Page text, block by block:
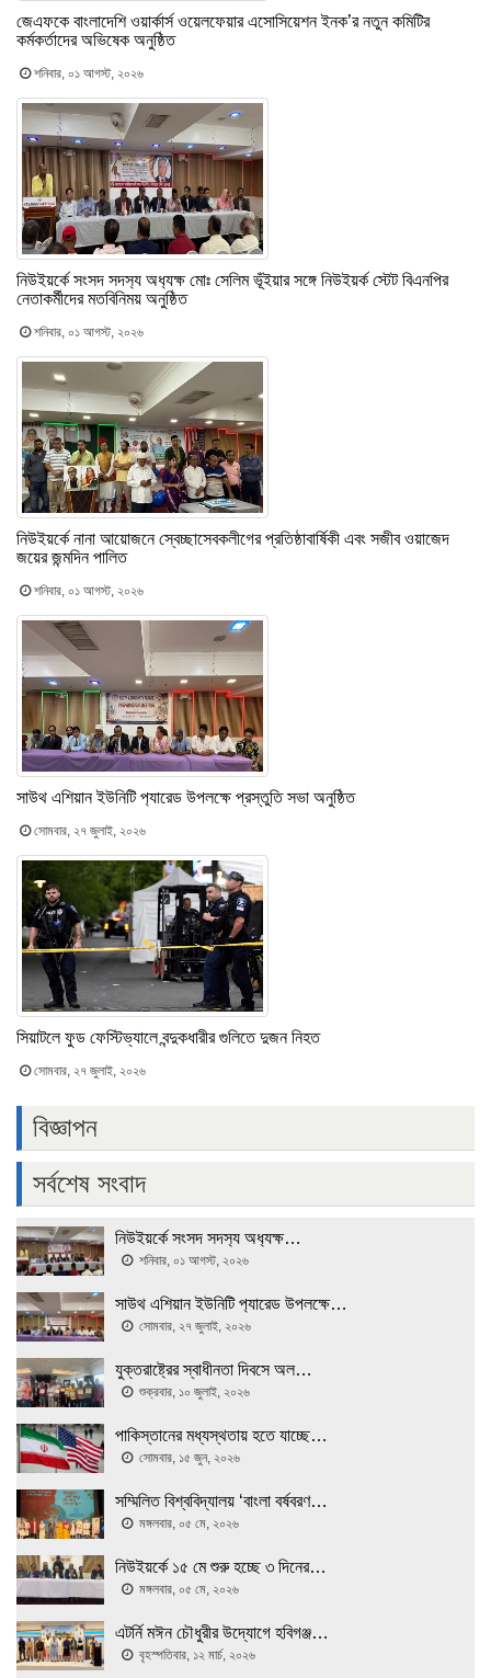
জেএফকে বাংলাদেশি ওয়ার্কার্স ওয়েলফেয়ার এসোসিয়েশন ইনক’র নতুন কমিটির
কর্মকর্তাদের অভিষেক অনুষ্ঠিত
শনিবার, ০১ আগস্ট, ২০২৬
নিউইয়র্কে সংসদ সদস‍্য অধ‍্যক্ষ মোঃ সেলিম ভূঁইয়ার সঙ্গে নিউইয়র্ক স্টেট বিএনপির
নেতাকর্মীদের মতবিনিময় অনুষ্ঠিত
শনিবার, ০১ আগস্ট, ২০২৬
নিউইয়র্কে নানা আয়োজনে স্বেচ্ছাসেবকলীগের প্রতিষ্ঠাবার্ষিকী এবং সজীব ওয়াজেদ
জয়ের জন্মদিন পালিত
শনিবার, ০১ আগস্ট, ২০২৬
সাউথ এশিয়ান ইউনিটি প‍্যারেড উপলক্ষে প্রস্তুতি সভা অনুষ্ঠিত
সোমবার, ২৭ জুলাই, ২০২৬
সিয়াটলে ফুড ফেস্টিভ্যালে বন্দুকধারীর গুলিতে দুজন নিহত
সোমবার, ২৭ জুলাই, ২০২৬
বিজ্ঞাপন
সর্বশেষ সংবাদ
নিউইয়র্কে সংসদ সদস‍্য অধ‍্যক্ষ…
শনিবার, ০১ আগস্ট, ২০২৬
সাউথ এশিয়ান ইউনিটি প‍্যারেড উপলক্ষে…
সোমবার, ২৭ জুলাই, ২০২৬
যুক্তরাষ্ট্রের স্বাধীনতা দিবসে অল…
শুক্রবার, ১০ জুলাই, ২০২৬
পাকিস্তানের মধ্যস্থতায় হতে যাচ্ছে…
সোমবার, ১৫ জুন, ২০২৬
সম্মিলিত বিশ্ববিদ্যালয় ‘বাংলা বর্ষবরণ…
মঙ্গলবার, ০৫ মে, ২০২৬
নিউইয়র্কে ১৫ মে শুরু হচ্ছে ৩ দিনের…
মঙ্গলবার, ০৫ মে, ২০২৬
এটর্নি মঈন চৌধুরীর উদ্যোগে হবিগঞ্জ…
বৃহস্পতিবার, ১২ মার্চ, ২০২৬